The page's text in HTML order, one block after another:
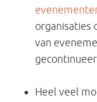
organisaties
van
Heel veel